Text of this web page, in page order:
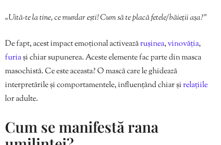
„Uită-te la tine, ce murdar ești! Cum să te placă fetele/băieții așa?”
De fapt, acest impact emoțional activeazărușinea,vinovăția,
furiași chiar supunerea. Aceste elemente fac parte din masca
masochistă. Ce este aceasta? O mască care le ghidează
interpretările și comportamentele, influențând chiar șirelațiile
lor adulte.
Cum se manifestă rana